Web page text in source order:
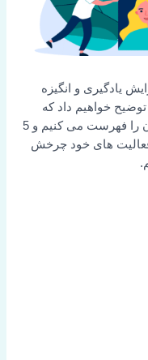
یادگیری و انگیزه
خواهیم داد که
چرخش شغلی چیست و مزایا و معایب آن را فهرست می کنیم و 5
های خود چرخش